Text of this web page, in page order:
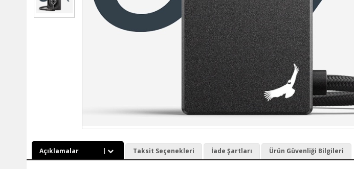
Açıklamalar Taksit Seçenekleri İade Şartları Ürün Güvenliği Bilgileri